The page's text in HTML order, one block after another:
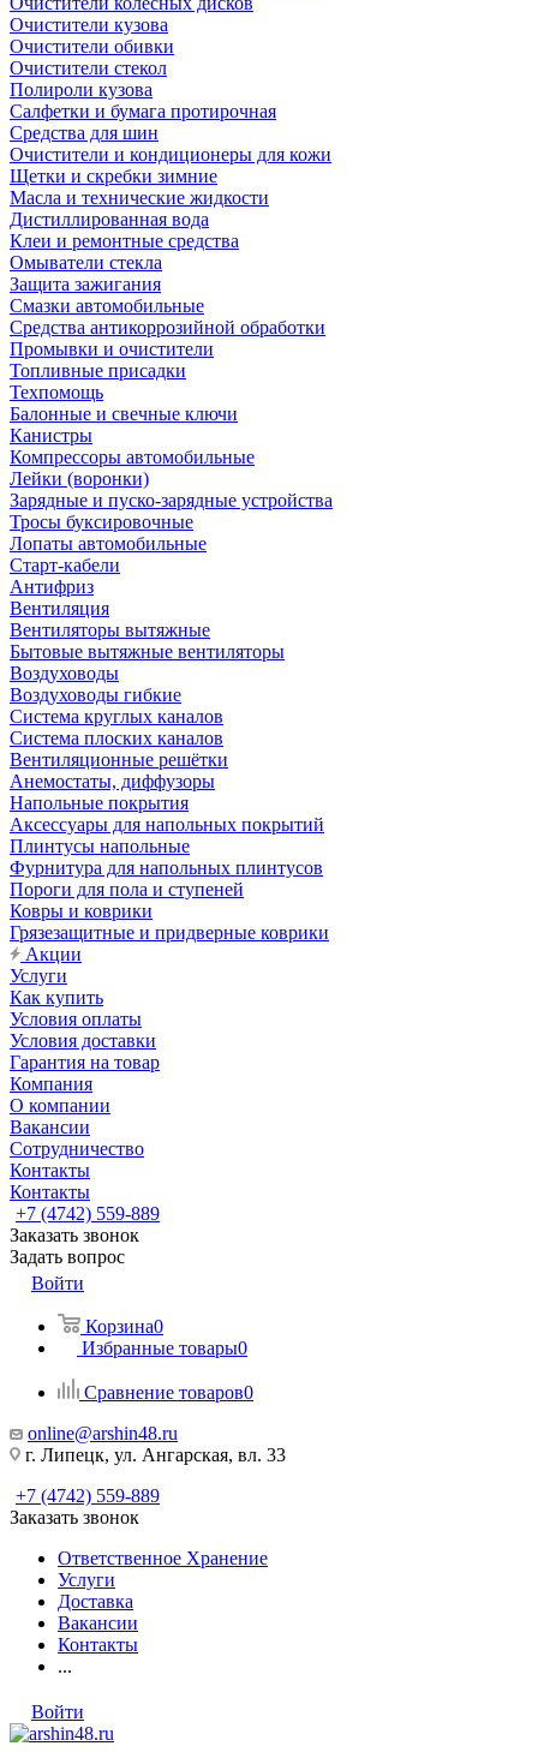
Очистители кузова
Очистители обивки
Очистители стекол
Полироли кузова
Салфетки и бумага протирочная
Средства для шин
Очистители и кондиционеры для кожи
Щетки и скребки зимние
Масла и технические жидкости
Дистиллированная вода
Клеи и ремонтные средства
Омыватели стекла
Защита зажигания
Смазки автомобильные
Средства антикоррозийной обработки
Промывки и очистители
Топливные присадки
Техпомощь
Балонные и свечные ключи
Канистры
Компрессоры автомобильные
Лейки (воронки)
Зарядные и пуско-зарядные устройства
Тросы буксировочные
Лопаты автомобильные
Старт-кабели
Антифриз
Вентиляция
Вентиляторы вытяжные
Бытовые вытяжные вентиляторы
Воздуховоды
Воздуховоды гибкие
Система круглых каналов
Система плоских каналов
Вентиляционные решётки
Анемостаты, диффузоры
Напольные покрытия
Аксессуары для напольных покрытий
Плинтусы напольные
Фурнитура для напольных плинтусов
Пороги для пола и ступеней
Ковры и коврики
Грязезащитные и придверные коврики
Акции
Услуги
Как купить
Условия оплаты
Условия доставки
Гарантия на товар
Компания
О компании
Вакансии
Сотрудничество
Контакты
Контакты
+7 (4742) 559-889
Заказать звонок
Задать вопрос
Войти
Корзина0
Избранные товары0
Сравнение товаров0
online@arshin48.ru
г. Липецк, ул. Ангарская, вл. 33
+7 (4742) 559-889
Заказать звонок
Ответственное Хранение
Услуги
Доставка
Вакансии
Контакты
...
Войти